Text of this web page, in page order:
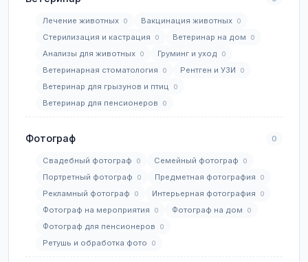
Лечение животных 0 Вакцинация животных 0
Стерилизация и кастрация 0 Ветеринар на дом 0
Анализы для животных 0 Груминг и уход 0
Ветеринарная стоматология 0 Рентген и УЗИ 0
Ветеринар для грызунов и птиц 0
Ветеринар для пенсионеров 0
Фотограф 0
Свадебный фотограф 0 Семейный фотограф 0
Портретный фотограф 0 Предметная фотография 0
Рекламный фотограф 0 Интерьерная фотография 0
Фотограф на мероприятия 0 Фотограф на дом 0
Фотограф для пенсионеров 0
Ретушь и обработка фото 0